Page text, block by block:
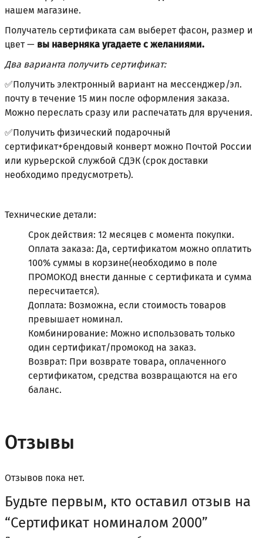
нашем магазине.
Получатель сертификата сам выберет фасон, размер и
цвет — вы наверняка угадаете с желаниями.
Два варианта получить сертификат:
✅Получить электронный вариант на мессенджер/эл.
почту в течение 15 мин после оформления заказа.
Можно переслать сразу или распечатать для вручения.
✅Получить физический подарочный
сертификат+брендовый конверт можно Почтой России
или курьерской службой СДЭК (срок доставки
необходимо предусмотреть).
Технические детали:
Срок действия: 12 месяцев с момента покупки.
Оплата заказа: Да, сертификатом можно оплатить
100% суммы в корзине(необходимо в поле
ПРОМОКОД внести данные с сертификата и сумма
пересчитается).
Доплата: Возможна, если стоимость товаров
превышает номинал.
Комбинирование: Можно использовать только
один сертификат/промокод на заказ.
Возврат: При возврате товара, оплаченного
сертификатом, средства возвращаются на его
баланс.
Отзывы
Отзывов пока нет.
Будьте первым, кто оставил отзыв на
“Сертификат номиналом 2000”